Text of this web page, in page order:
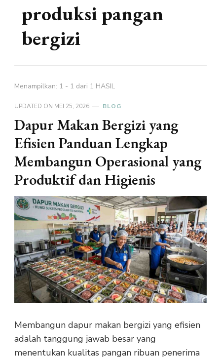
produksi pangan
bergizi
Menampilkan: 1 - 1 dari 1 HASIL
UPDATED ON MEI 25, 2026 BLOG
Dapur Makan Bergizi yang
Efisien Panduan Lengkap
Membangun Operasional yang
Produktif dan Higienis
Membangun dapur makan bergizi yang efisien
adalah tanggung jawab besar yang
menentukan kualitas pangan ribuan penerima